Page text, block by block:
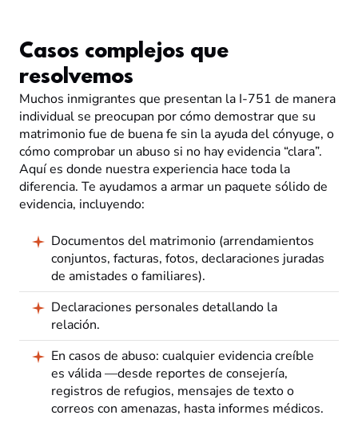
Casos complejos que
resolvemos
Muchos inmigrantes que presentan la I-751 de manera
individual se preocupan por cómo demostrar que su
matrimonio fue de buena fe sin la ayuda del cónyuge, o
cómo comprobar un abuso si no hay evidencia “clara”.
Aquí es donde nuestra experiencia hace toda la
diferencia. Te ayudamos a armar un paquete sólido de
evidencia, incluyendo:
Documentos del matrimonio (arrendamientos
conjuntos, facturas, fotos, declaraciones juradas
de amistades o familiares).
Declaraciones personales detallando la
relación.
En casos de abuso: cualquier evidencia creíble
es válida —desde reportes de consejería,
registros de refugios, mensajes de texto o
correos con amenazas, hasta informes médicos.